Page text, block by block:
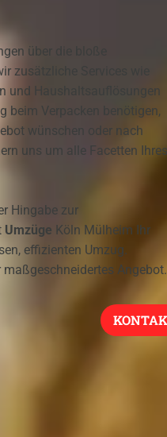
über die bloße
zusätzliche Services wie
und Haushaltsauflösungen
beim Verpacken benötigen,
wünschen oder nach
uns um alle Facetten Ihres
Hingabe zur
Umzüge Köln Mülheim Ihr
effizienten Umzug.
Angebot.